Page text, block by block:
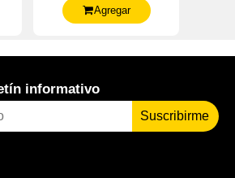
Agregar
informativo
Suscribirme